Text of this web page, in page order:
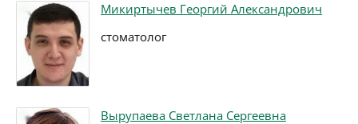
Микиртычев Георгий Александрович
стоматолог
Вырупаева Светлана Сергеевна